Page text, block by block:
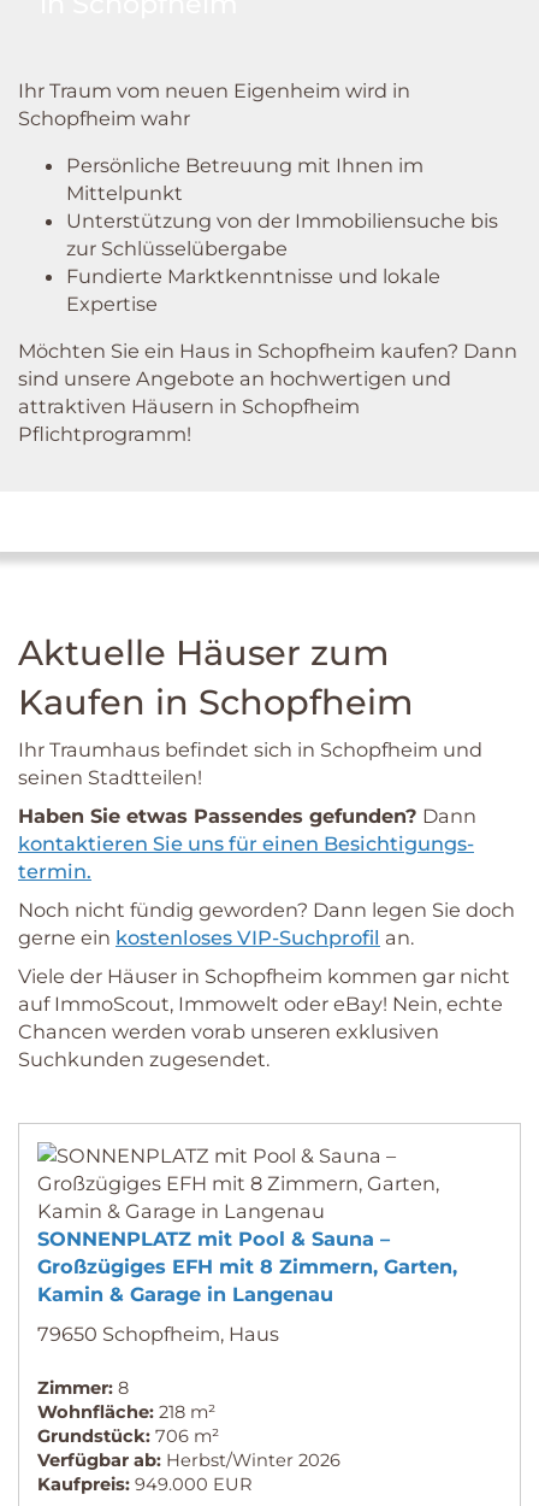
Ihr Traum vom neuen Eigenheim wird in
Schopfheim wahr
Persönliche Betreuung mit Ihnen im
Mittelpunkt
Unterstützung von der Immobiliensuche bis
zur Schlüsselübergabe
Fundierte Marktkenntnisse und lokale
Expertise
Möchten Sie ein Haus in Schopfheim kaufen? Dann
sind unsere Angebote an hochwertigen und
attraktiven Häusern in Schopfheim
Pflichtprogramm!
Aktuelle Häuser zum
Kaufen in Schopfheim
Ihr Traumhaus befindet sich in Schopfheim und
seinen Stadtteilen!
Haben Sie etwas Passendes gefunden? Dann
kontaktieren Sie uns für einen Besichtigungs­
termin.
Noch nicht fündig geworden? Dann legen Sie doch
gerne ein kostenloses VIP-Suchprofil an.
Viele der Häuser in Schopfheim kommen gar nicht
auf ImmoScout, Immowelt oder eBay! Nein, echte
Chancen werden vorab unseren exklusiven
Suchkunden zugesendet.
SONNENPLATZ mit Pool & Sauna –
Großzügiges EFH mit 8 Zimmern, Garten,
Kamin & Garage in Langenau
79650 Schopfheim, Haus
Zimmer: 8
Wohnfläche: 218 m²
Grundstück: 706 m²
Verfügbar ab: Herbst/Winter 2026
Kaufpreis: 949.000 EUR